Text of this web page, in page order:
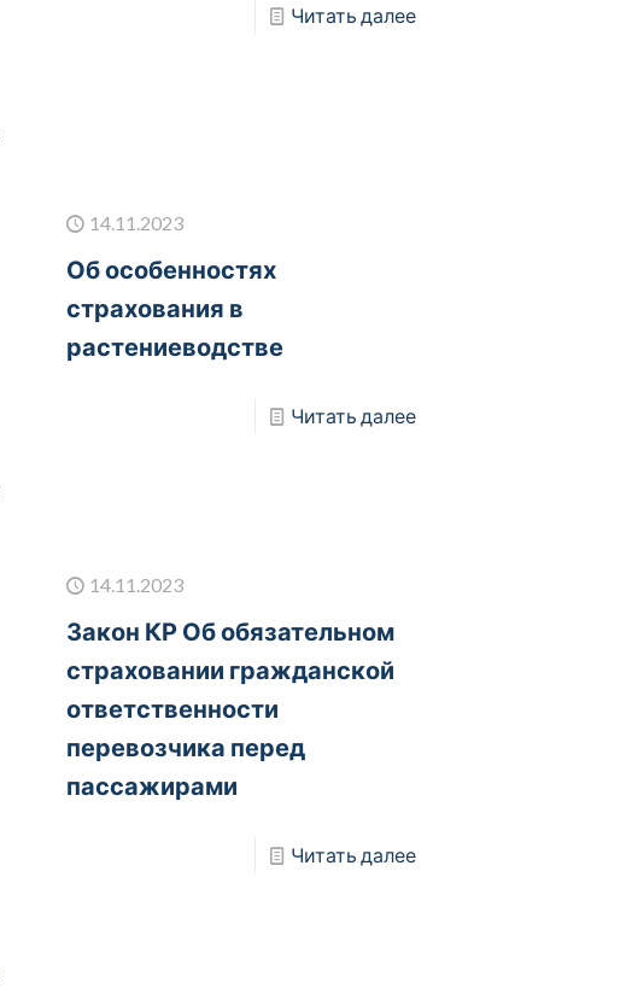
Читать далее
14.11.2023
Об особенностях
страхования в
растениеводстве
Читать далее
14.11.2023
Закон КР Об обязательном
страховании гражданской
ответственности
перевозчика перед
пассажирами
Читать далее